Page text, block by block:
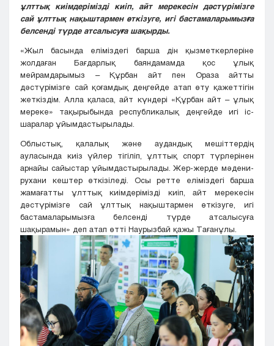
ұлттық киімдерімізді киіп, айт мерекесін дәстүрімізге
сай ұлттық нақыштармен өткізуге, игі бастамаларымызға
белсенді түрде атсалысуға шақырды.
«Жыл басында еліміздегі барша дін қызметкерлеріне
жолдаған Бағдарлық баяндамамда қос ұлық
мейрамдарымыз – Құрбан айт пен Ораза айтты
дәстүрімізге сай қоғамдық деңгейде атап өту қажеттігін
жеткіздім. Алла қаласа, айт күндері «Құрбан айт – ұлық
мереке» тақырыбында республикалық деңгейде игі іс-
шаралар ұйымдастырылады.
Облыстық, қалалық және аудандық мешіттердің
ауласында киіз үйлер тігіліп, ұлттық спорт түрлерінен
арнайы сайыстар ұйымдастырылады. Жер-жерде мәдени-
рухани кештер өткізіледі. Осы ретте еліміздегі барша
жамағатты ұлттық киімдерімізді киіп, айт мерекесін
дәстүрімізге сай ұлттық нақыштармен өткізуге, игі
бастамаларымызға белсенді түрде атсалысуға
шақырамын» деп атап өтті Наурызбай қажы Тағанұлы.